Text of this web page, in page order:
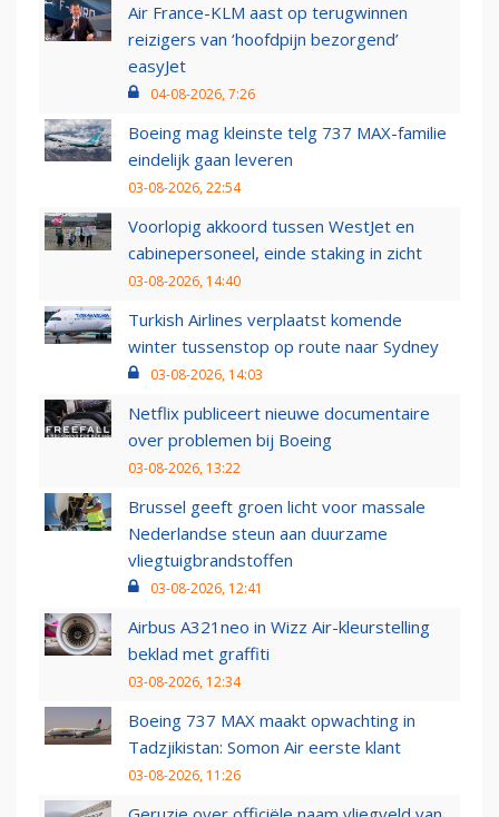
Air France-KLM aast op terugwinnen
reizigers van ‘hoofdpijn bezorgend’
easyJet
04-08-2026, 7:26
Boeing mag kleinste telg 737 MAX-familie
eindelijk gaan leveren
03-08-2026, 22:54
Voorlopig akkoord tussen WestJet en
cabinepersoneel, einde staking in zicht
03-08-2026, 14:40
Turkish Airlines verplaatst komende
winter tussenstop op route naar Sydney
03-08-2026, 14:03
Netflix publiceert nieuwe documentaire
over problemen bij Boeing
03-08-2026, 13:22
Brussel geeft groen licht voor massale
Nederlandse steun aan duurzame
vliegtuigbrandstoffen
03-08-2026, 12:41
Airbus A321neo in Wizz Air-kleurstelling
beklad met graffiti
03-08-2026, 12:34
Boeing 737 MAX maakt opwachting in
Tadzjikistan: Somon Air eerste klant
03-08-2026, 11:26